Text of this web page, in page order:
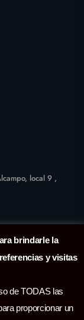
local 9 ,
brindarle la
y visitas
de TODAS las
proporcionar un